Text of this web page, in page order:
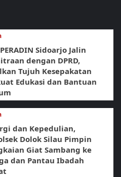
PERADIN Sidoarjo Jalin
dengan DPRD,
Tujuh Kesepakatan
Edukasi dan Bantuan
dan Kepedulian,
Dolok Silau Pimpin
Giat Sambang ke
dan Pantau Ibadah